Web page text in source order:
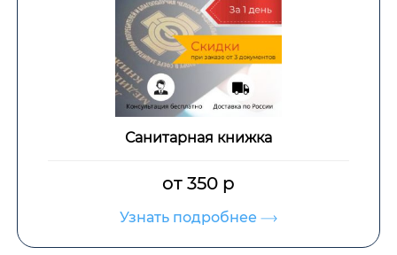
Санитарная книжка
от 350 р
Узнать подробнее